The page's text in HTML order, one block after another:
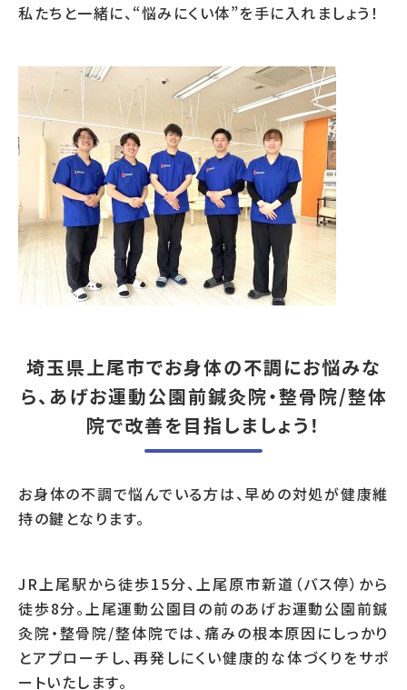
私たちと一緒に、“悩みにくい体”を手に入れましょう！
埼玉県上尾市でお身体の不調にお悩みな
ら、あげお運動公園前鍼灸院・整骨院/整体
院で改善を目指しましょう！
お身体の不調で悩んでいる方は、早めの対処が健康維
持の鍵となります。
JR上尾駅から徒歩15分、上尾原市新道（バス停）から
徒歩8分。上尾運動公園目の前のあげお運動公園前鍼
灸院・整骨院/整体院では、痛みの根本原因にしっかり
とアプローチし、再発しにくい健康的な体づくりをサポ
ートいたします。